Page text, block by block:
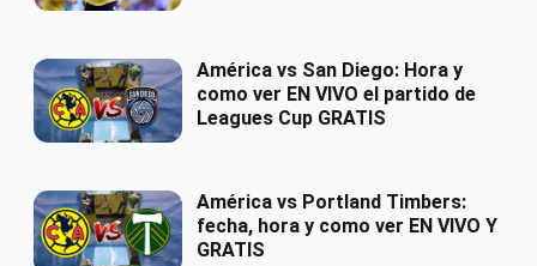
América vs San Diego: Hora y
como ver EN VIVO el partido de
Leagues Cup GRATIS
América vs Portland Timbers:
fecha, hora y como ver EN VIVO Y
GRATIS